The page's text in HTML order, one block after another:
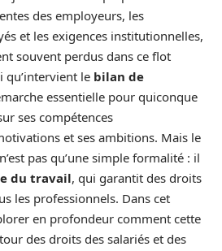
des employeurs, les
et les exigences institutionnelles,
souvent perdus dans ce flot
qu’intervient le bilan de
essentielle pour quiconque
ses compétences
et ses ambitions. Mais le
pas qu’une simple formalité : il
du travail, qui garantit des droits
les professionnels. Dans cet
en profondeur comment cette
des droits des salariés et des